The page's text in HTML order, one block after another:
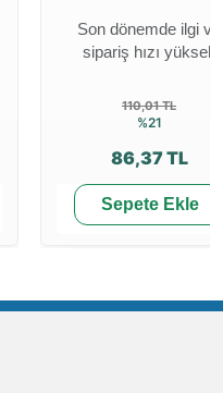
Son dönemde ilgi ve
sipariş hızı yüksek
110,01 TL
%21
86,37 TL
Sepete Ekle